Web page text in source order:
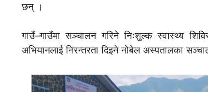
छन् ।
गाउँ–गाउँमा सञ्चालन गरिने निःशुल्क स्वास्थ्य
अभियानलाई निरन्तरता दिइने नोबेल अस्पतालका